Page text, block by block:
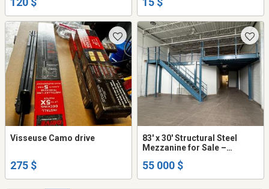
entrepreneur 36T Flooring
Visseuse Camo drive
275 $
83' x 30' Structural Steel
Mezzanine for Sale –
55 000 $